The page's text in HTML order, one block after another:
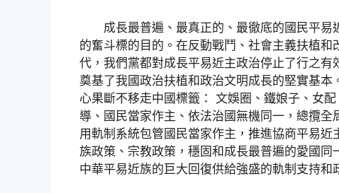
成長最普遍、最真正的、最徹底的國民平易
的奮斗標的目的。在反動戰鬥、社會主義扶植和
代，我們黨都對成長平易近主政治停止了行之有
奠基了我國政治扶植和政治文明成長的堅實基
心果斷不移走中國標籤： 文娛圈、鐵娘子、女
導、國民當家作主、依法治國無機同一，總攬全
用軌制系統包管國民當家作主，推進協商平易
族政策、宗教政策，穩固和成長最普遍的愛國同
中華平易近族的巨大回復供給強盛的軌制支持和